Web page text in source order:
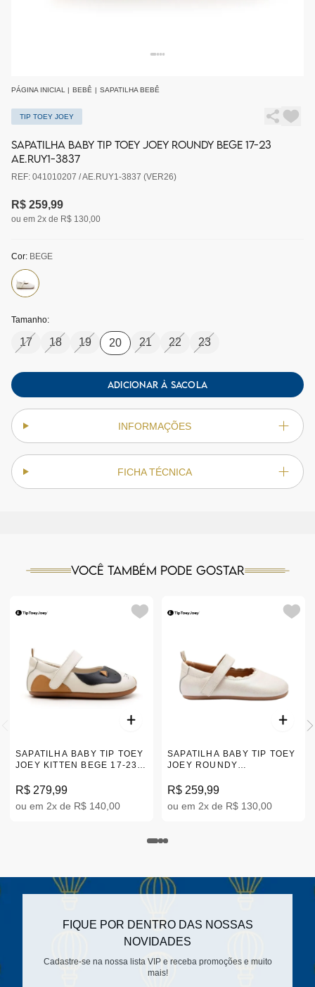
PÁGINA INICIAL | BEBÊ | SAPATILHA BEBÊ
TIP TOEY JOEY
SAPATILHA BABY TIP TOEY JOEY ROUNDY BEGE 17-23
AE.RUY1-3837
REF: 041010207 / AE.RUY1-3837 (VER26)
R$ 259,99
ou em 2x de R$ 130,00
Cor: BEGE
Tamanho:
17 18 19 20 21 22 23
ADICIONAR À SACOLA
INFORMAÇÕES
FICHA TÉCNICA
Você também pode gostar
SAPATILHA BABY TIP TOEY
JOEY KITTEN BEGE 17-23
R$ 279,99
ou em 2x de R$ 140,00
SAPATILHA BABY TIP TOEY
JOEY ROUNDY
|AE.RUY1- 4283
R$ 259,99
ou em 2x de R$ 130,00
FIQUE POR DENTRO DAS NOSSAS
NOVIDADES
Cadastre-se na nossa lista VIP e receba promoções e muito
mais!